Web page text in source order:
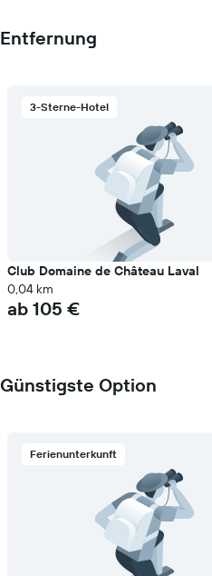
Entfernung
3-Sterne-Hotel
Club Domaine de Château Laval
0,04 km
ab 105 €
Günstigste Option
Ferienunterkunft